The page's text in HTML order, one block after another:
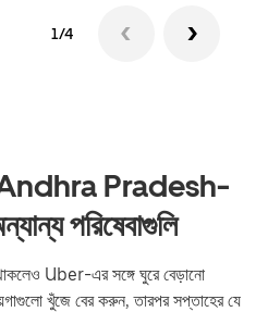
1/4
Pradesh-
পরিষেবাগুলি
Uber-এর সঙ্গে ঘুরে বেড়ানো
খুঁজে বের করুন, তারপর সপ্তাহের যে